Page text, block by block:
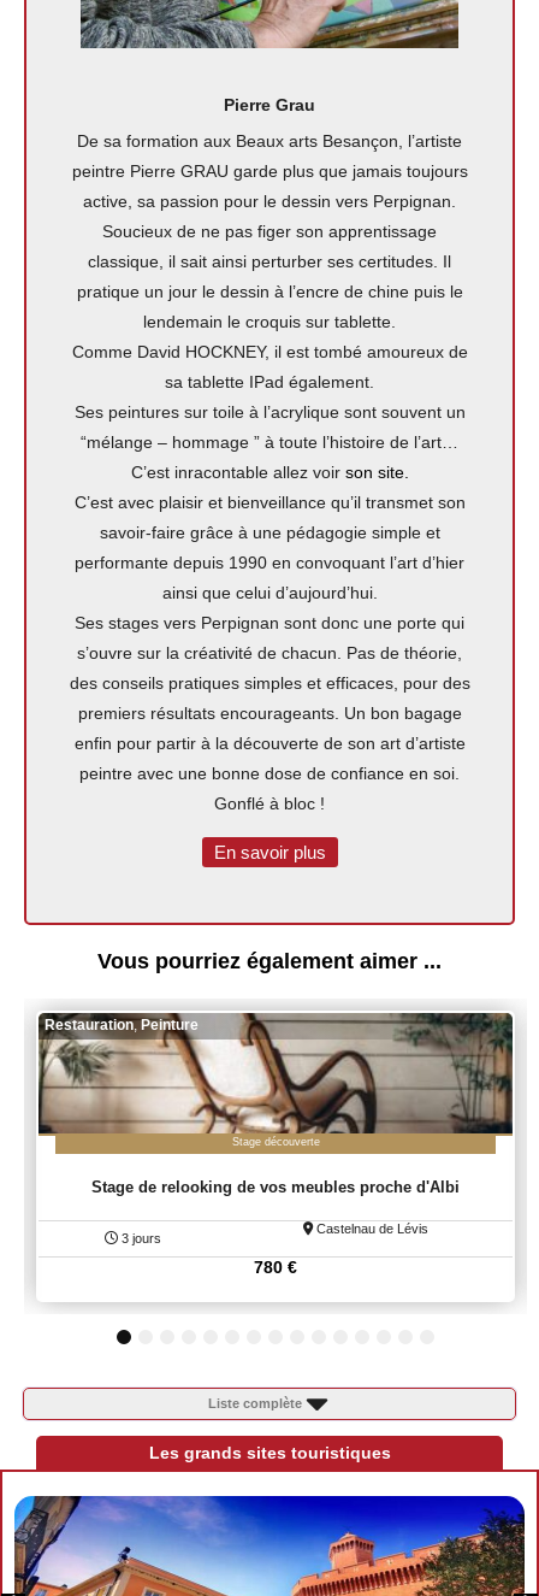
Pierre Grau
De sa formation aux Beaux arts Besançon, l’artiste
peintre Pierre GRAU garde plus que jamais toujours
active, sa passion pour le dessin vers Perpignan.
Soucieux de ne pas figer son apprentissage
classique, il sait ainsi perturber ses certitudes. Il
pratique un jour le dessin à l’encre de chine puis le
lendemain le croquis sur tablette.
Comme David HOCKNEY, il est tombé amoureux de
sa tablette IPad également.
Ses peintures sur toile à l’acrylique sont souvent un
“mélange – hommage ” à toute l’histoire de l’art…
C’est inracontable allez voir son site.
C’est avec plaisir et bienveillance qu’il transmet son
savoir-faire grâce à une pédagogie simple et
performante depuis 1990 en convoquant l’art d’hier
ainsi que celui d’aujourd’hui.
Ses stages vers Perpignan sont donc une porte qui
s’ouvre sur la créativité de chacun. Pas de théorie,
des conseils pratiques simples et efficaces, pour des
premiers résultats encourageants. Un bon bagage
enfin pour partir à la découverte de son art d’artiste
peintre avec une bonne dose de confiance en soi.
Gonflé à bloc !
En savoir plus
Vous pourriez également aimer ...
Restauration,Peinture
Stage découverte
Stage de relooking de vos meubles proche d'Albi
3 jours
Castelnau de Lévis
780 €
4
Liste complète
Les grands sites touristiques